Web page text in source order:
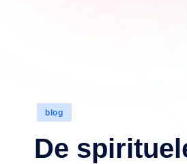
Geplaatst
blog
De